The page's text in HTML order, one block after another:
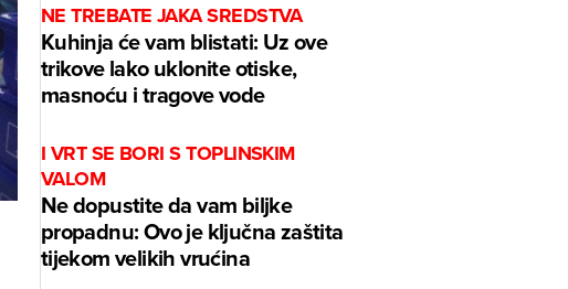
NE TREBATE JAKA SREDSTVA
Kuhinja će vam blistati: Uz ove
trikove lako uklonite otiske,
masnoću i tragove vode
I VRT SE BORI S TOPLINSKIM
VALOM
Ne dopustite da vam biljke
propadnu: Ovo je ključna zaštita
tijekom velikih vrućina